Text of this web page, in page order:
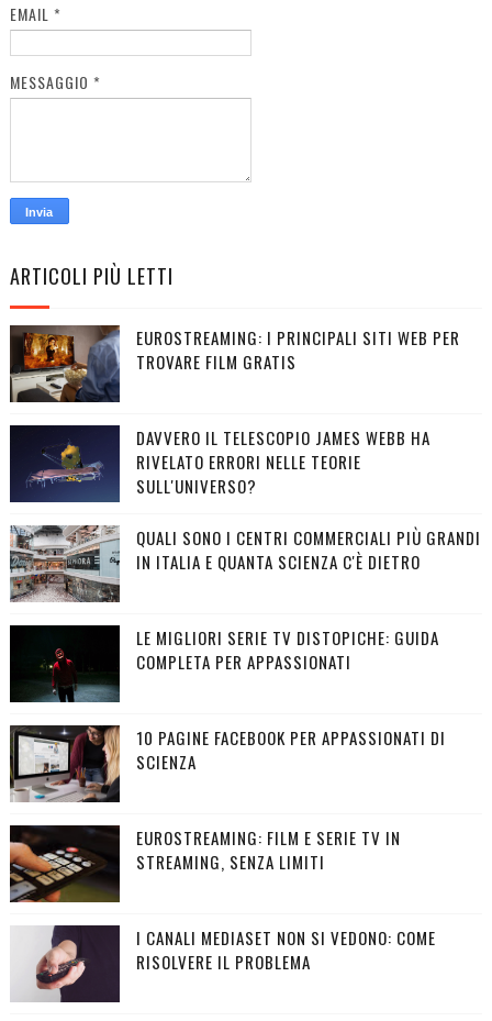
EMAIL *
MESSAGGIO *
ARTICOLI PIÙ LETTI
EUROSTREAMING: I PRINCIPALI SITI WEB PER
TROVARE FILM GRATIS
DAVVERO IL TELESCOPIO JAMES WEBB HA
RIVELATO ERRORI NELLE TEORIE
SULL'UNIVERSO?
QUALI SONO I CENTRI COMMERCIALI PIÙ GRANDI
IN ITALIA E QUANTA SCIENZA C'È DIETRO
LE MIGLIORI SERIE TV DISTOPICHE: GUIDA
COMPLETA PER APPASSIONATI
10 PAGINE FACEBOOK PER APPASSIONATI DI
SCIENZA
EUROSTREAMING: FILM E SERIE TV IN
STREAMING, SENZA LIMITI
I CANALI MEDIASET NON SI VEDONO: COME
RISOLVERE IL PROBLEMA